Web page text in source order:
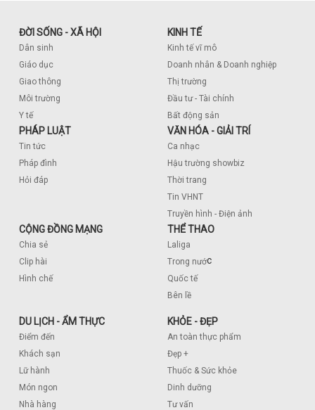
ĐỜI SỐNG - XÃ HỘI
Dân sinh
Giáo dục
Giao thông
Môi trường
Y tế
KINH TẾ
Kinh tế vĩ mô
Doanh nhân & Doanh nghiệp
Thị trường
Đầu tư - Tài chính
Bất động sản
PHÁP LUẬT
Tin tức
Pháp đình
Hỏi đáp
VĂN HÓA - GIẢI TRÍ
Ca nhạc
Hậu trường showbiz
Thời trang
Tin VHNT
Truyền hình - Điện ảnh
CỘNG ĐỒNG MẠNG
Chia sẻ
Clip hài
Hình chế
THỂ THAO
Laliga
Trong nước
Quốc tế
Bên lề
DU LỊCH - ẨM THỰC
Điểm đến
Khách sạn
Lữ hành
Món ngon
Nhà hàng
KHỎE - ĐẸP
An toàn thực phẩm
Đẹp +
Thuốc & Sức khỏe
Dinh dưỡng
Tư vấn